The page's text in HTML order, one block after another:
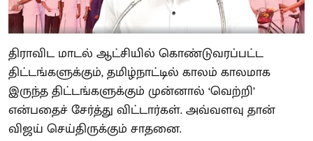
திராவிட மாடல் ஆட்சியில் கொண்டுவரப்பட்ட
திட்டங்களுக்கும், தமிழ்நாட்டில் காலம் காலமாக
இருந்த திட்டங்களுக்கும் முன்னால் ‘வெற்றி’
என்பதைச் சேர்த்து விட்டார்கள். அவ்வளவு தான்
விஜய் செய்திருக்கும் சாதனை.